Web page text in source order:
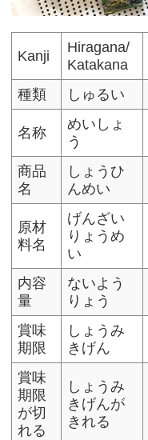
Kanji
Hiragana/
Katakana
種類 しゅるい
名称
めいしょ
う
商品
名
しょうひ
んめい
原材
料名
げんざい
りょうめ
い
内容
量
ないよう
りょう
賞味
期限
しょうみ
きげん
賞味
期限
が切
れる
しょうみ
きげんが
きれる